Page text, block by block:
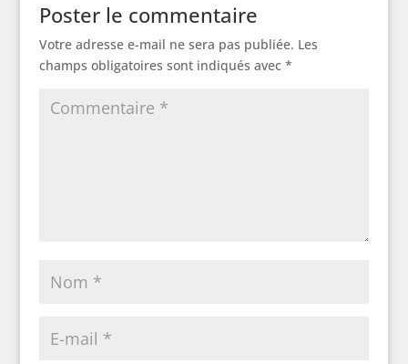
Poster le commentaire
Votre adresse e-mail ne sera pas publiée. Les
champs obligatoires sont indiqués avec *